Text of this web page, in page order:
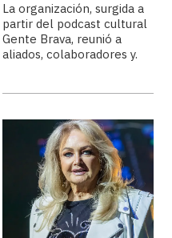
La organización, surgida a
partir del podcast cultural
Gente Brava, reunió a
aliados, colaboradores y.